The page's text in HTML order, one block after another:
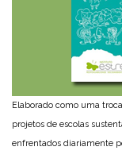
Elaborado como uma
projetos de escolas
enfrentados diariamente